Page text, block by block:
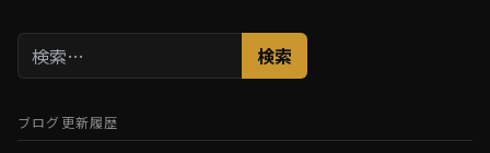
検
索:
ブログ更新履歴